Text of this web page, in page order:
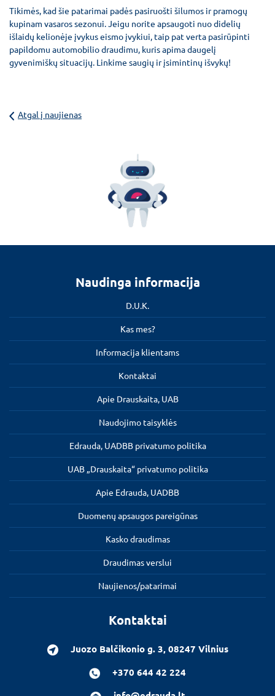
Tikimės, kad šie patarimai padės pasiruošti šilumos ir pramogų
kupinam vasaros sezonui. Jeigu norite apsaugoti nuo didelių
išlaidų kelionėje įvykus eismo įvykiui, taip pat verta pasirūpinti
papildomu automobilio draudimu, kuris apima daugelį
gyvenimiškų situacijų. Linkime saugių ir įsimintinų išvykų!
Atgal į naujienas
Naudinga informacija
D.U.K.
Kas mes?
Informacija klientams
Kontaktai
Apie Drauskaita, UAB
Naudojimo taisyklės
Edrauda, UADBB privatumo politika
UAB „Drauskaita“ privatumo politika
Apie Edrauda, UADBB
Duomenų apsaugos pareigūnas
Kasko draudimas
Draudimas verslui
Naujienos/patarimai
Kontaktai
Juozo Balčikonio g. 3, 08247 Vilnius
+370 644 42 224